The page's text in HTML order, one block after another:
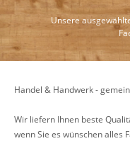
Unsere
Handel & Handwerk -
Wir liefern Ihnen beste
wenn Sie es wünschen alles